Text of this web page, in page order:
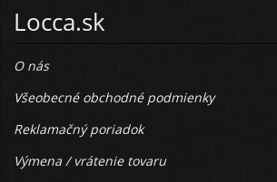
Locca.sk
O nás
Všeobecné obchodné podmienky
Reklamačný poriadok
Výmena / vrátenie tovaru